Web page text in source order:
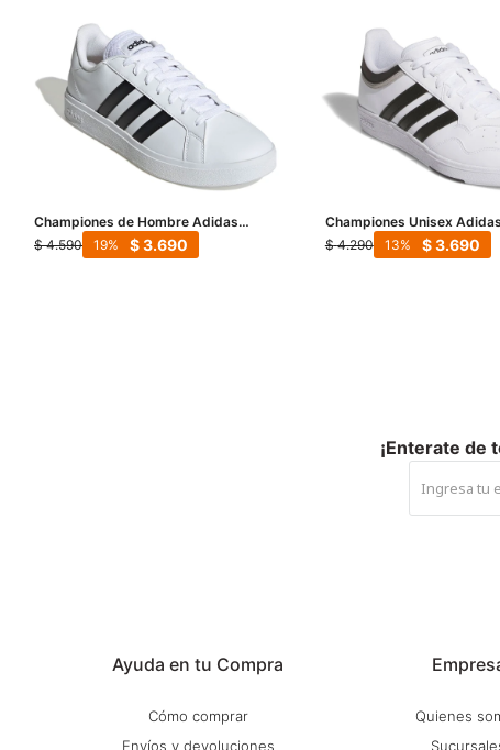
Championes de Hombre Adidas
Grand Court Base 2.0 - Blanco - Negro
$ 4.590 $3.690
19
Championes Unisex
- Blanco - Negro - Gris
$ 4.290 $3.690
13
Ayuda en tu Compra
Cómo comprar
Envíos y devoluciones
Quienes
¡Enterate de